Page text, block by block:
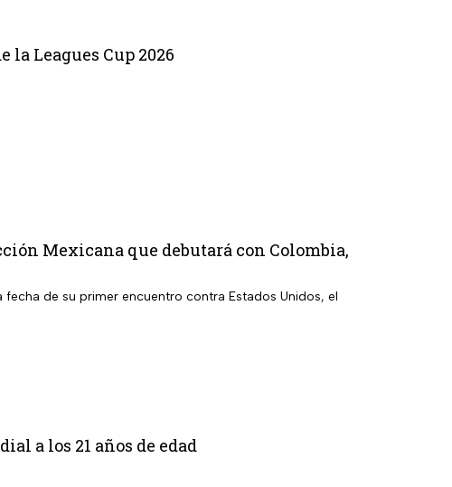
la Leagues Cup 2026
Mexicana que debutará con Colombia,
de su primer encuentro contra Estados Unidos, el
a los 21 años de edad